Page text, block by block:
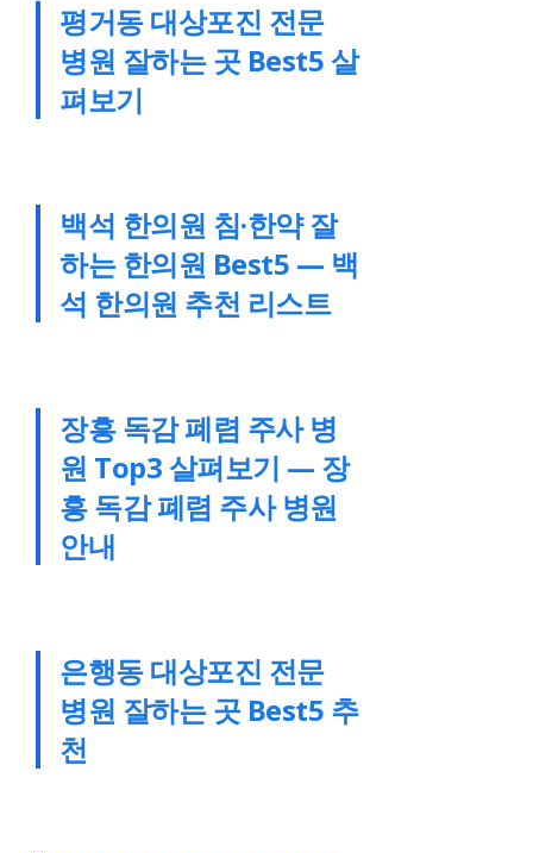
평거동 대상포진 전문
병원 잘하는 곳 Best5 살
펴보기
백석 한의원 침·한약 잘
하는 한의원 Best5 — 백
석 한의원 추천 리스트
장흥 독감 폐렴 주사 병
원 Top3 살펴보기 — 장
흥 독감 폐렴 주사 병원
안내
은행동 대상포진 전문
병원 잘하는 곳 Best5 추
천